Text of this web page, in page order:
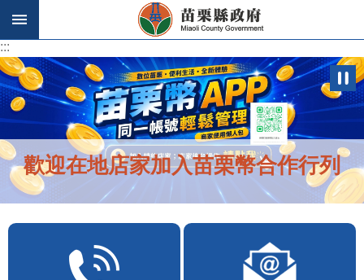
跳到主要內容區塊
:::
:::
歡迎在地店家加入苗栗幣合作行列